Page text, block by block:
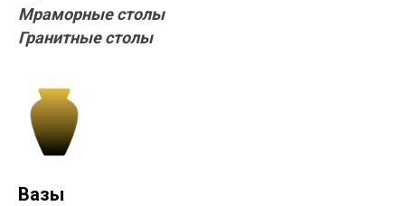
Мраморные столы
Гранитные столы
Вазы